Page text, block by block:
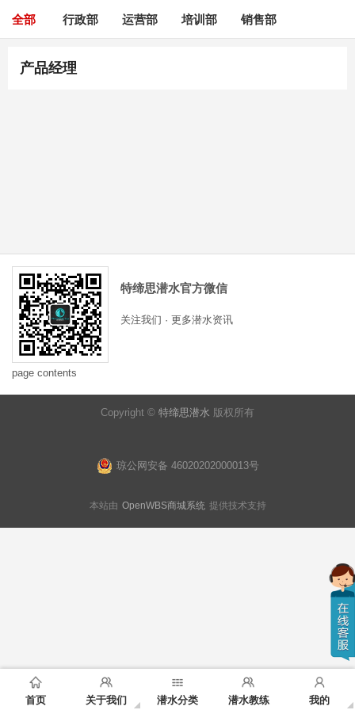
首页 关于我们 潜水分类 潜水教练 我的
全部 行政部 运营部 培训部 销售部
产品经理
特缔思潜水官方微信
关注我们 · 更多潜水资讯
page contents
Copyright © 特缔思潜水 版权所有
琼公网安备 46020202000013号
本站由 OpenWBS商城系统 提供技术支持